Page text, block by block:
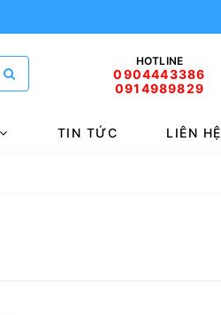
HOTLINE
0904443386
0914989829
TIN TỨC LIÊN HỆ